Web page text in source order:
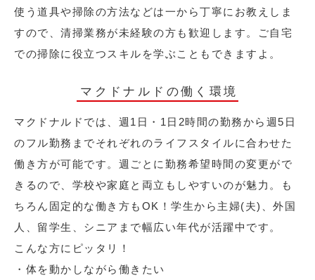
使う道具や掃除の方法などは一から丁寧にお教えしま
すので、清掃業務が未経験の方も歓迎します。ご自宅
での掃除に役立つスキルを学ぶこともできますよ。
マクドナルドの働く環境
マクドナルドでは、週1日・1日2時間の勤務から週5日
のフル勤務までそれぞれのライフスタイルに合わせた
働き方が可能です。週ごとに勤務希望時間の変更がで
きるので、学校や家庭と両立もしやすいのが魅力。も
ちろん固定的な働き方もOK！学生から主婦(夫)、外国
人、留学生、シニアまで幅広い年代が活躍中です。
こんな方にピッタリ！
・体を動かしながら働きたい